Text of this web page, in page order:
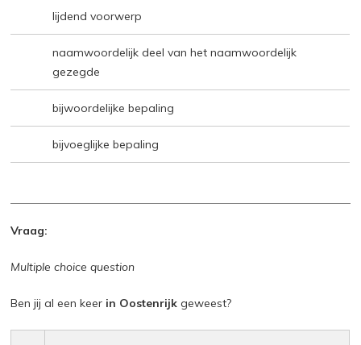
lijdend voorwerp
naamwoordelijk deel van het naamwoordelijk
gezegde
bijwoordelijke bepaling
bijvoeglijke bepaling
Vraag:
Multiple choice question
Ben jij al een keer in Oostenrijk geweest?